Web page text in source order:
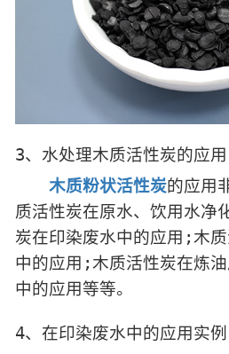
3、水处理木质活性炭的应用
木质粉状活性炭的应用
质活性炭在原水、饮用水净
炭在印染废水中的应用;木
中的应用;木质活性炭在炼
中的应用等等。
4、在印染废水中的应用实例